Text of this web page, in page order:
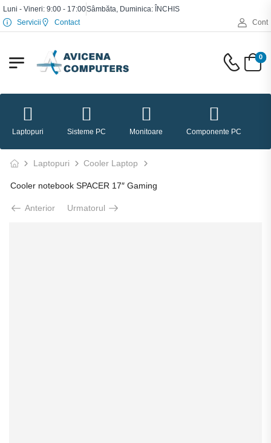
Luni - Vineri: 9:00 - 17:00Sâmbăta, Duminica: ÎNCHIS
Servicii
Contact Cont
0
Laptopuri Sisteme PC Monitoare Componente PC
Laptopuri Cooler Laptop
Cooler notebook SPACER 17″ Gaming
Anterior Urmatorul